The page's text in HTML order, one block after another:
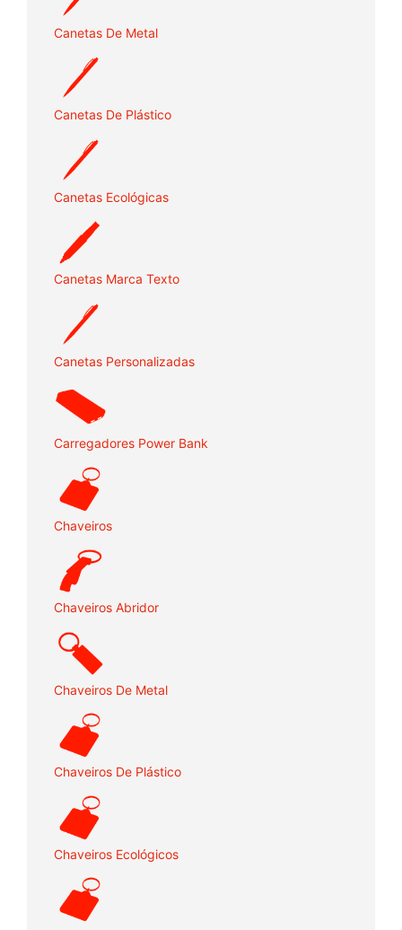
Canetas De Metal
Canetas De Plástico
Canetas Ecológicas
Canetas Marca Texto
Canetas Personalizadas
Carregadores Power Bank
Chaveiros
Chaveiros Abridor
Chaveiros De Metal
Chaveiros De Plástico
Chaveiros Ecológicos